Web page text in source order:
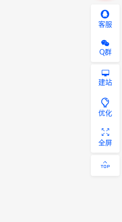
客服
Q群
建站
优化
全屏